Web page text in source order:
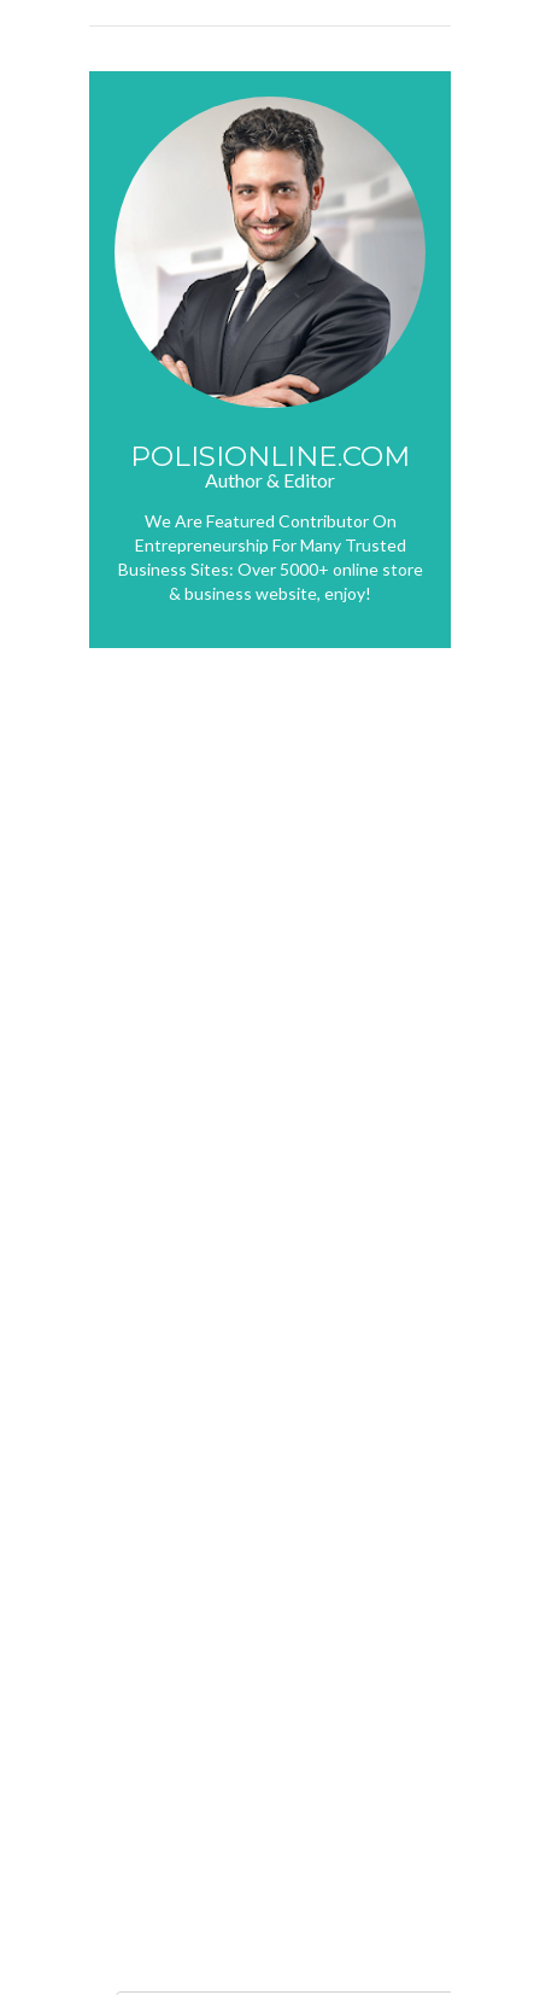
POLISIONLINE.COM
Author & Editor
We Are Featured Contributor On
Entrepreneurship For Many Trusted
Business Sites: Over 5000+ online store
& business website, enjoy!